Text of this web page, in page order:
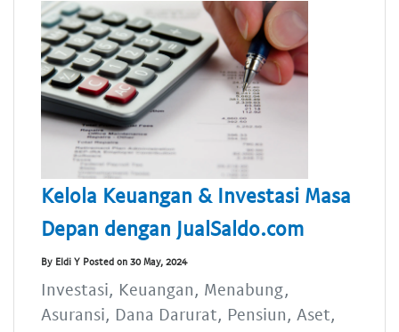
Kelola Keuangan & Investasi Masa
Depan dengan JualSaldo.com
By Eldi Y Posted on 30 May, 2024
Investasi, Keuangan, Menabung,
Asuransi, Dana Darurat, Pensiun, Aset,